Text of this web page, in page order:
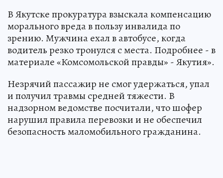
В Якутске прокуратура взыскала компенсацию
морального вреда в пользу инвалида по
зрению. Мужчина ехал в автобусе, когда
водитель резко тронулся с места. Подробнее - в
материале «Комсомольской правды» - Якутия».
Незрячий пассажир не смог удержаться, упал
и получил травмы средней тяжести. В
надзорном ведомстве посчитали, что шофер
нарушил правила перевозки и не обеспечил
безопасность маломобильного гражданина.